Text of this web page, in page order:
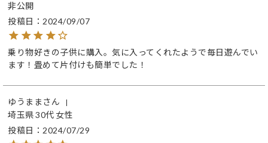
非公開
投稿日
2024/09/07
乗り物好きの子供に購入。気に入ってくれたようで毎日遊んでい
ます！畳めて片付けも簡単でした！
ゆうまま
埼玉県30代 女性
投稿日
2024/07/29